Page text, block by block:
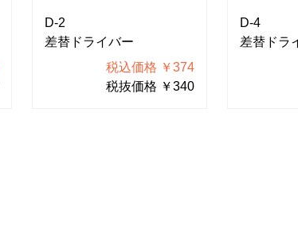
D-2
差替ドライバー
税込価格 ￥374
税抜価格 ￥340
D-4
差替ドラ